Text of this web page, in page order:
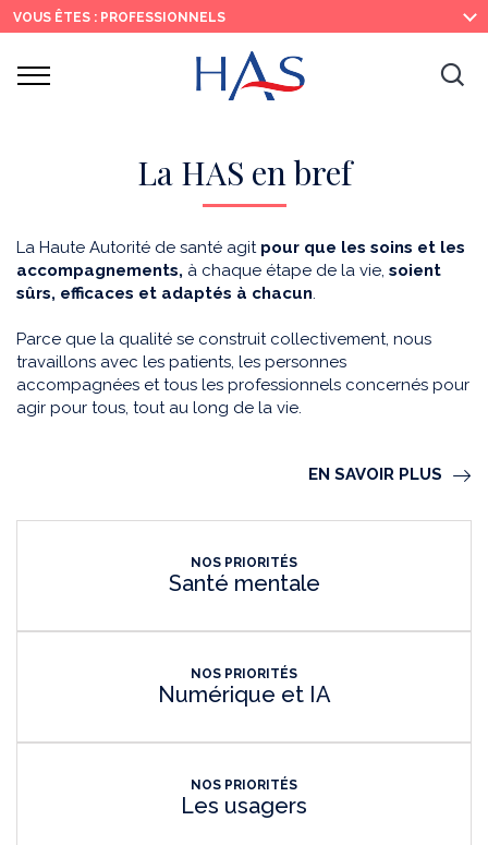
Recherche
Menu
principal
Contenu
principal
VOUS ÊTES : PROFESSIONNELS
Ouvrir
La HAS en bref
La Haute Autorité de santé agit pour que les soins et les
accompagnements, à chaque étape de la vie, soient
sûrs, efficaces et adaptés à chacun.
Parce que la qualité se construit collectivement, nous
travaillons avec les patients, les personnes
accompagnées et tous les professionnels concernés pour
agir pour tous, tout au long de la vie.
EN SAVOIR PLUS
NOS PRIORITÉS
Santé mentale
NOS PRIORITÉS
Numérique et IA
NOS PRIORITÉS
Les usagers